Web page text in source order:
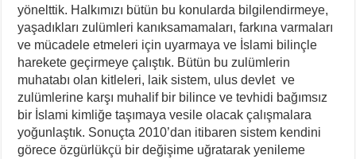
yönelttik. Halkımızı bütün bu konularda bilgilendirmeye,
yaşadıkları zulümleri kanıksamamaları, farkına varmaları
ve mücadele etmeleri için uyarmaya ve İslami bilinçle
harekete geçirmeye çalıştık. Bütün bu zulümlerin
muhatabı olan kitleleri, laik sistem, ulus devlet ve
zulümlerine karşı muhalif bir bilince ve tevhidi bağımsız
bir İslami kimliğe taşımaya vesile olacak çalışmalara
yoğunlaştık. Sonuçta 2010’dan itibaren sistem kendini
görece özgürlükçü bir değişime uğratarak yenileme